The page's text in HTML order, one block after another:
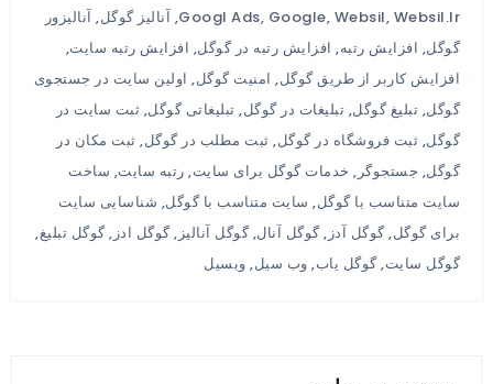
Googl Ads, Google, Websil, Websil.ir
, آنالیز گوگل, آنالیزور
گوگل, افزایش رتبه, افزایش رتبه در گوگل, افزایش رتبه سایت,
افزایش کاربر از طریق گوگل, امنیت گوگل, اولین سایت در جستجوی
گوگل, تبلیغ گوگل, تبلیغات در گوگل, تبلیغاتی گوگل, ثبت سایت در
گوگل, ثبت فروشگاه در گوگل, ثبت مطلب در گوگل, ثبت مکان در
گوگل, جستجوگر , خدمات گوگل برای سایت, رتبه سایت, ساخت
سایت متناسب با گوگل, سایت متناسب با گوگل, شناسایی سایت
برای گوگل,گوگل آدز ,گوگل آنال,گوگل آنالیز ,گوگل ادز ,گوگل تبلیغ,
گوگل سایت,گوگل یاب, وب سیل, وبسیل